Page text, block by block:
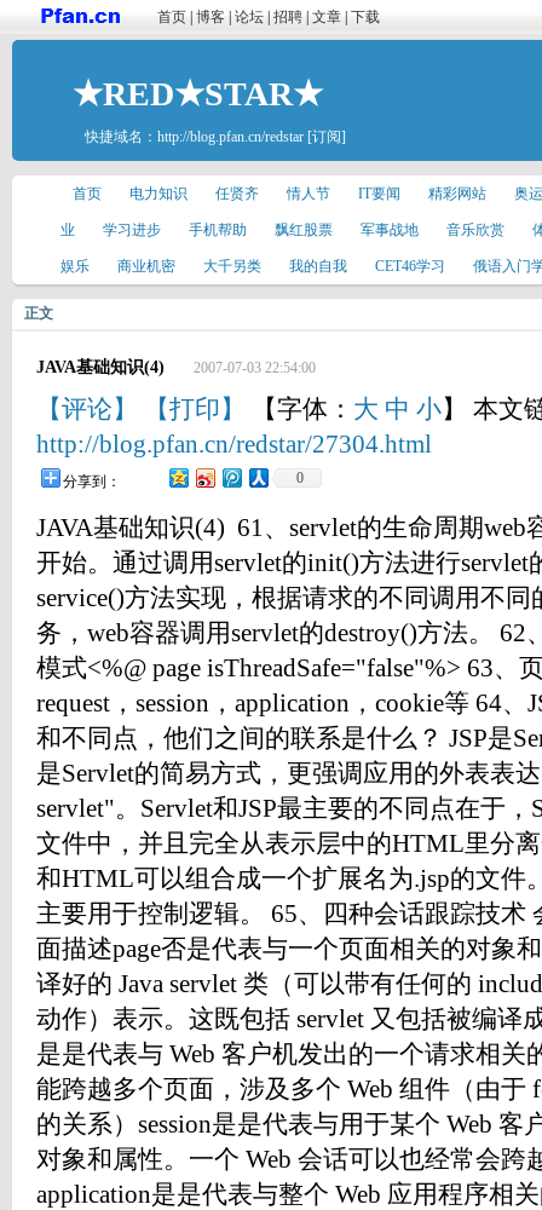
首页 博客 论坛 招聘 文章 下载
★RED★STAR★
快捷域名： http://blog.pfan.cn/redstar [订阅]
首页 电力知识 任贤齐 情人节 IT要闻 精彩网站 奥
业 学习进步 手机帮助 飘红股票 军事战地 音乐欣赏
娱乐 商业机密 大千另类 我的自我 CET46学习 俄语入门
正文
JAVA基础知识(4) 2007-07-03 22:54:00
【评论】 【打印】 【字体： 大 中 小】 本文
http://blog.pfan.cn/redstar/27304.html
分享到： 0
JAVA基础知识(4) 61、servlet的生命周期web
开始。通过调用servlet的init()方法进行
service()方法实现，根据请求的不同调用不
务，web容器调用servlet的destroy()方法。 62
模式<%@ page isThreadSafe="false"%> 63
request，session，application，cookie等 64
和不同点，他们之间的联系是什么？ JSP是
是Servlet的简易方式，更强调应用的外表表
servlet"。Servlet和JSP最主要的不同点在于，
文件中，并且完全从表示层中的HTML里分离
和HTML可以组合成一个扩展名为.jsp的文件
主要用于控制逻辑。 65、四种会话跟踪技术
面描述page否是代表与一个页面相关的对象
译好的 Java servlet 类（可以带有任何的
动作）表示。这既包括 servlet 又包括被编译
是是代表与 Web 客户机发出的一个请求相
能跨越多个页面，涉及多个 Web 组件（由于
的关系）session是是代表与用于某个 Web
对象和属性。一个 Web 会话可以也经常会跨
application是是代表与整个 Web 应用程序相